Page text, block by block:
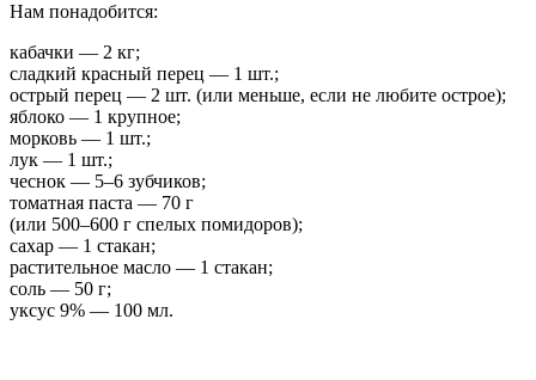
Нам понадобится:
кабачки — 2 кг;
сладкий красный перец — 1 шт.;
острый перец — 2 шт. (или меньше, если не любите острое);
яблоко — 1 крупное;
морковь — 1 шт.;
лук — 1 шт.;
чеснок — 5–6 зубчиков;
томатная паста — 70 г
(или 500–600 г спелых помидоров);
сахар — 1 стакан;
растительное масло — 1 стакан;
соль — 50 г;
уксус 9% — 100 мл.